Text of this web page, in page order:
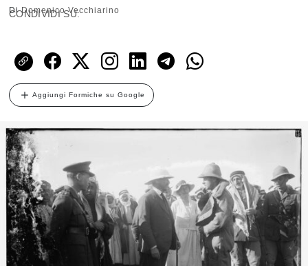
DiDomenico Vecchiarino
CONDIVIDI SU:
Aggiungi Formiche su Google